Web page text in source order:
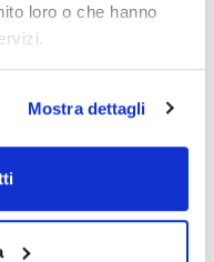
loro o che hanno
Mostra dettagli
per i download